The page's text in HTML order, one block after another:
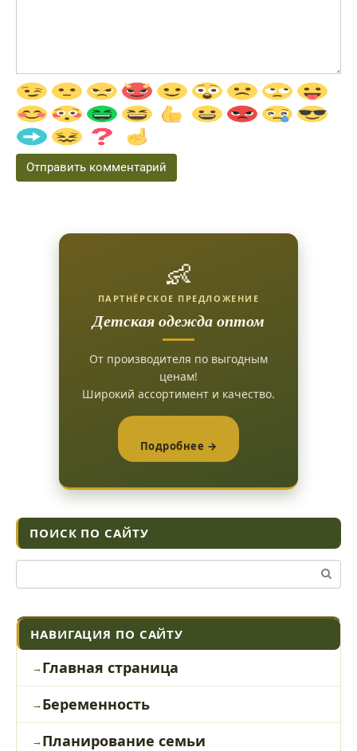
👶
ПАРТНЁРСКОЕ ПРЕДЛОЖЕНИЕ
Детская одежда оптом
От производителя по выгодным
ценам!
Широкий ассортимент и качество.
Подробнее →
ПОИСК ПО САЙТУ
Поиск:
НАВИГАЦИЯ ПО САЙТУ
Главная страница
Беременность
Планирование семьи